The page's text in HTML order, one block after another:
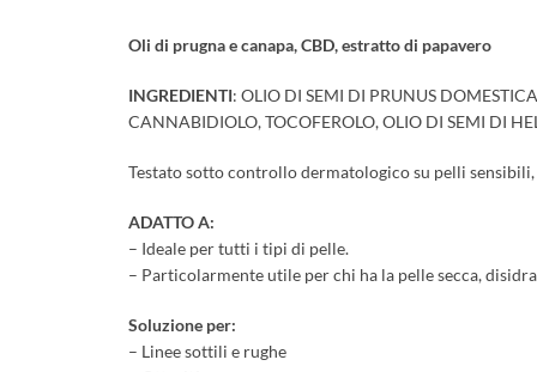
Oli di prugna e canapa, CBD, estratto di papavero
INGREDIENTI: OLIO DI SEMI DI PRUNUS
CANNABIDIOLO, TOCOFEROLO, OLIO DI SEMI DI
Testato sotto controllo dermatologico su pelli sensibili,
ADATTO A:
– Ideale per tutti i tipi di pelle.
– Particolarmente utile per chi ha la pelle secca,
Soluzione per:
– Linee sottili e rughe